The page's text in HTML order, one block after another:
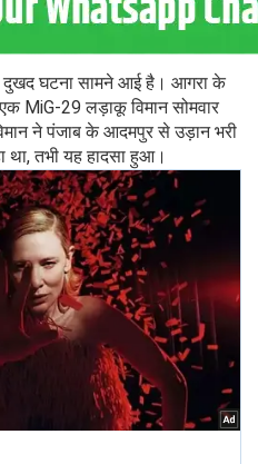
घटना सामने आई है। आगरा के
MiG-29 लड़ाकू विमान सोमवार
ने पंजाब के आदमपुर से उड़ान भरी
था, तभी यह हादसा हुआ।